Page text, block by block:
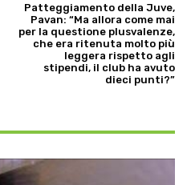
Patteggiamento della Juve,
Pavan: “Ma allora come mai
per la questione plusvalenze,
che era ritenuta molto più
leggera rispetto agli
stipendi, il club ha avuto
dieci punti?”